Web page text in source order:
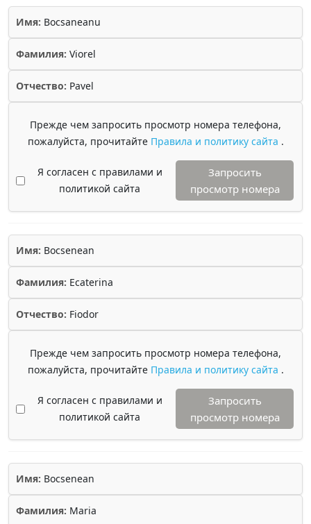
Имя: Bocsaneanu
Фамилия: Viorel
Отчество: Pavel
Прежде чем запросить просмотр номера телефона,
пожалуйста, прочитайте Правила и политику сайта .
Я согласен с правилами и
политикой сайта
Запросить
просмотр номера
Имя: Bocsenean
Фамилия: Ecaterina
Отчество: Fiodor
Прежде чем запросить просмотр номера телефона,
пожалуйста, прочитайте Правила и политику сайта .
Я согласен с правилами и
политикой сайта
Запросить
просмотр номера
Имя: Bocsenean
Фамилия: Maria